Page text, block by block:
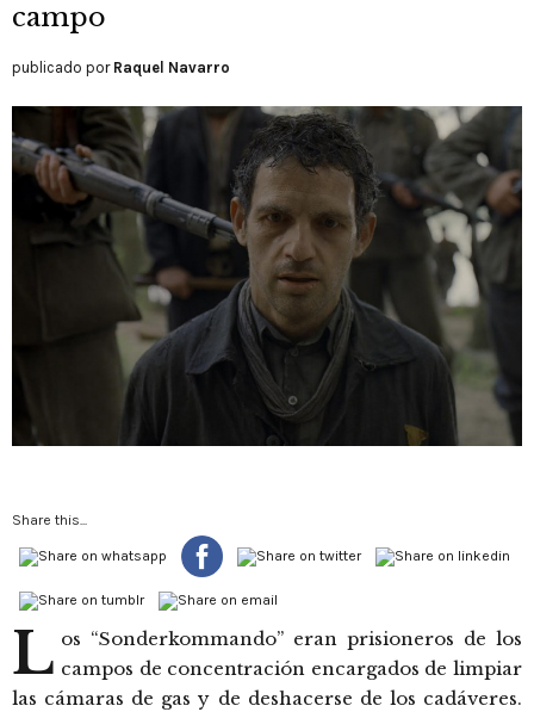
campo
publicado por Raquel Navarro
Share this...
L os “Sonderkommando” eran prisioneros de los
campos de concentración encargados de limpiar
las cámaras de gas y de deshacerse de los cadáveres.